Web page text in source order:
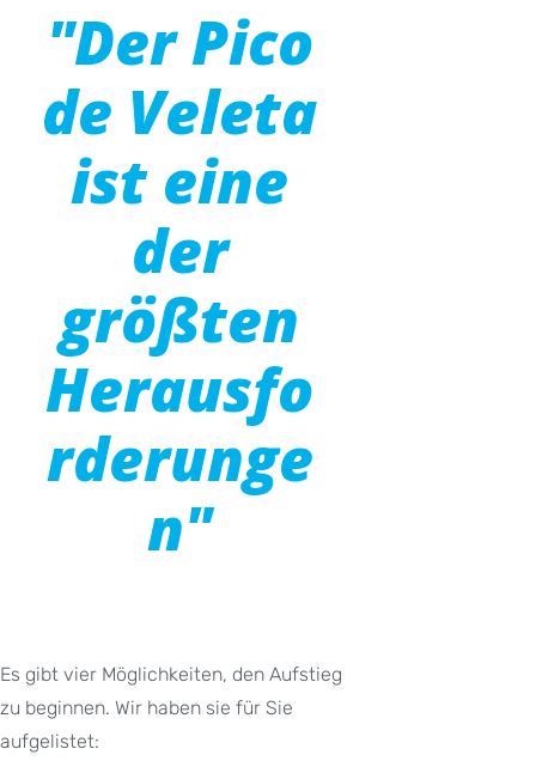
"Der Pico
de Veleta
ist eine
der
größten
Herausfo
rderunge
n"
Es gibt vier Möglichkeiten, den Aufstieg
zu beginnen. Wir haben sie für Sie
aufgelistet: